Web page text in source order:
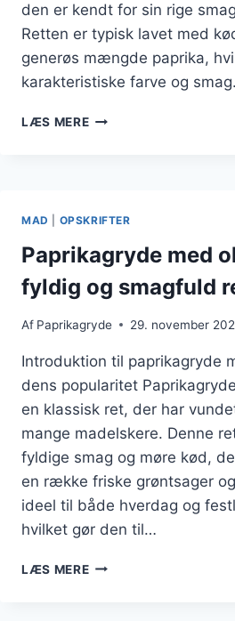
den er kendt for sin rige
Retten er typisk lavet med
generøs mængde paprika,
karakteristiske farve og
LÆS MEREPAPRIKAGRYDE
MAD OPSKRIFTER
Paprikagryde med
fyldig og smagfuld
Af Paprikagryde 29. november
Introduktion til paprikagryde
dens popularitet
en klassisk ret, der har
mange madelskere. Denne
fyldige smag og møre kød,
en række friske grøntsager
ideel til både hverdag og
hvilket gør den til…
LÆS MEREPAPRIKAGRYDE